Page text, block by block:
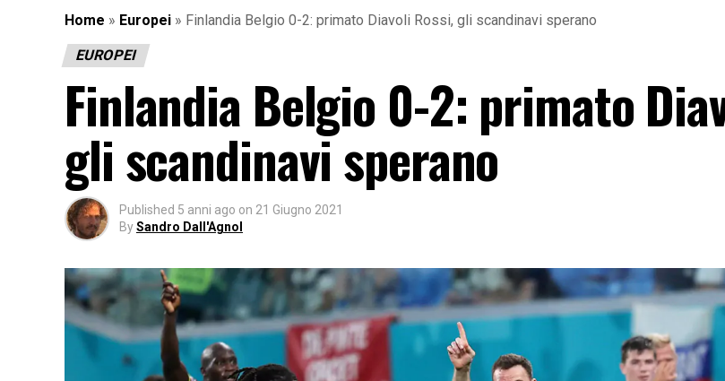
Home » Europei » Finlandia Belgio 0-2: primato Diavoli Rossi, gli scandinavi sperano
EUROPEI
Finlandia Belgio 0-2: primato
gli scandinavi sperano
Published 5 anni ago on 21 Giugno 2021
BySandro Dall'Agnol